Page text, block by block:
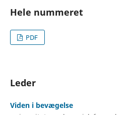
Hele nummeret
PDF
Leder
Viden i bevægelse